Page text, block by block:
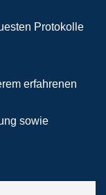
Protokolle
erfahrenen
sowie